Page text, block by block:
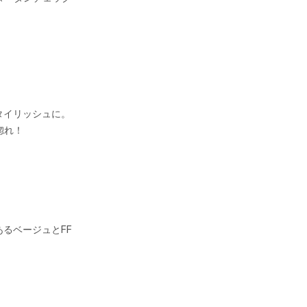
リッシュに。
！
ベージュとFF